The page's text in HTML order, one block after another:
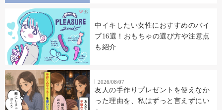
中イキしたい女性におすすめのバイ
ブ16選！おもちゃの選び方や注意点
も紹介
2026/08/07
友人の手作りプレゼントを使えなか
った理由を、私はずっと言えずにい